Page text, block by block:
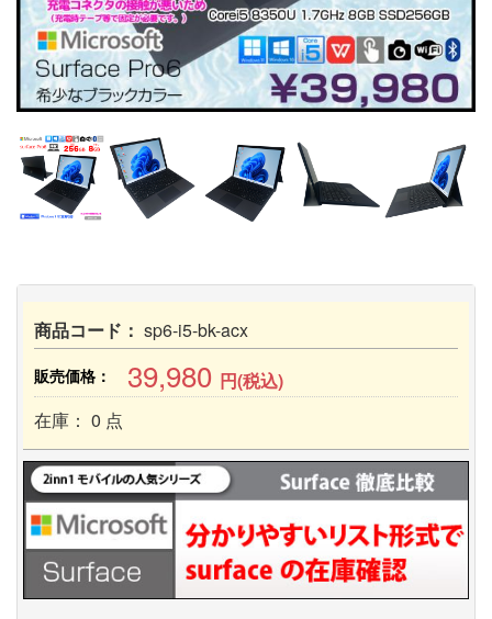
商品コード： sp6-i5-bk-acx
販売価格： 39,980 円(税込)
在庫： 0 点